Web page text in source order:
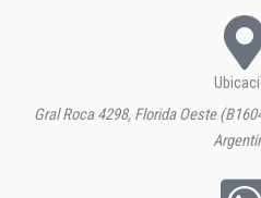
Gral Roca 4298, Florida Oeste